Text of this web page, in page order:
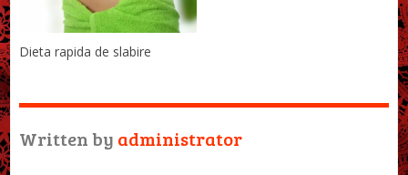
Dieta rapida de slabire
Written by administrator